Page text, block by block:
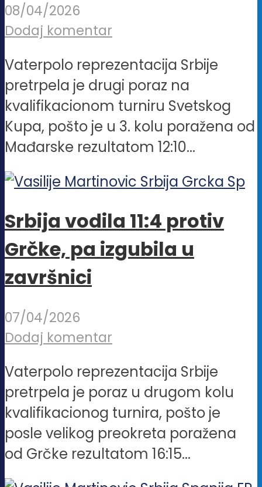
08/04/2026
Dodaj komentar
Vaterpolo reprezentacija Srbije
pretrpela je drugi poraz na
kvalifikacionom turniru Svetskog
Kupa, pošto je u 3. kolu poražena od
Mađarske rezultatom 12:10...
Srbija vodila 11:4 protiv
Grčke, pa izgubila u
završnici
07/04/2026
Dodaj komentar
Vaterpolo reprezentacija Srbije
pretrpela je poraz u drugom kolu
kvalifikacionog turnira, pošto je
posle velikog preokreta poražena
od Grčke rezultatom 16:15...